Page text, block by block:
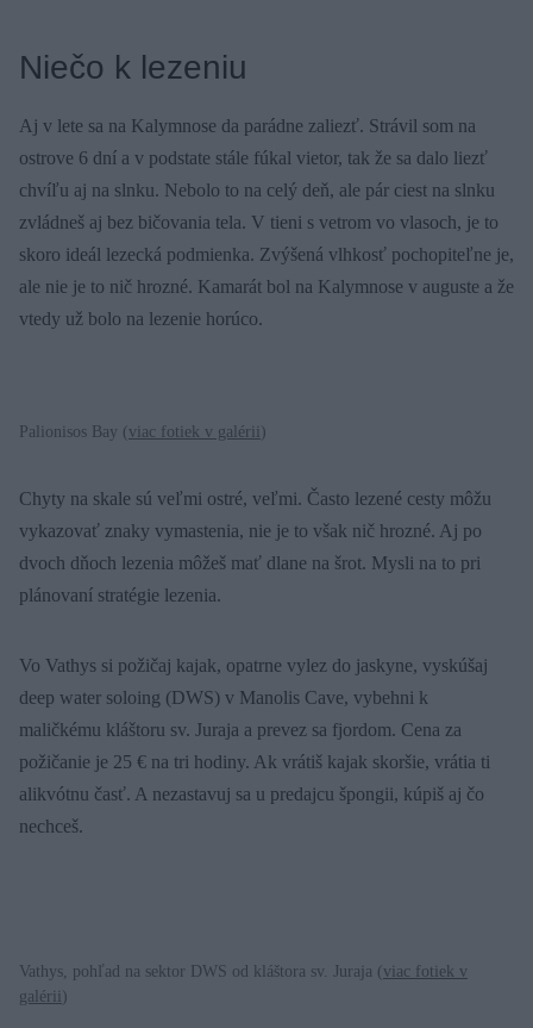
Niečo k lezeniu
Aj v lete sa na Kalymnose da parádne zaliezť. Strávil som na
ostrove 6 dní a v podstate stále fúkal vietor, tak že sa dalo liezť
chvíľu aj na slnku. Nebolo to na celý deň, ale pár ciest na slnku
zvládneš aj bez bičovania tela. V tieni s vetrom vo vlasoch, je to
skoro ideál lezecká podmienka. Zvýšená vlhkosť pochopiteľne je,
ale nie je to nič hrozné. Kamarát bol na Kalymnose v auguste a že
vtedy už bolo na lezenie horúco.
Palionisos Bay (viac fotiek v galérii )
Chyty na skale sú veľmi ostré, veľmi. Často lezené cesty môžu
vykazovať znaky vymastenia, nie je to však nič hrozné. Aj po
dvoch dňoch lezenia môžeš mať dlane na šrot. Mysli na to pri
plánovaní stratégie lezenia.
Vo Vathys si požičaj kajak, opatrne vylez do jaskyne, vyskúšaj
deep water soloing (DWS) v Manolis Cave, vybehni k
maličkému kláštoru sv. Juraja a prevez sa fjordom. Cena za
požičanie je 25 € na tri hodiny. Ak vrátiš kajak skoršie, vrátia ti
alikvótnu časť. A nezastavuj sa u predajcu špongii, kúpiš aj čo
nechceš.
Vathys, pohľad na sektor DWS od kláštora sv. Juraja (viac fotiek v
galérii )